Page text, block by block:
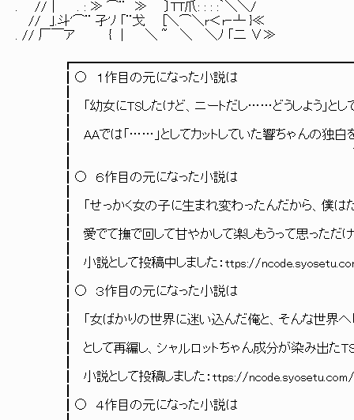
. //｜ . : ≫ ⌒¨ ≫ 〕TT爪: : : :｀＼＼/
// ｣.斗'⌒¨ 孑'ﾉ ｢¨戈 [＼⌒＼r＜r‐┴ }≪
. // 厂￣ア { | ＼ ~ ＼ ＼ﾉ ｢二 ∨≫
┃○ １作目の元に
┃ 「幼女にTSしたけど、ニートだし
┃ AAでは「……」としてカットしていた響ちゃんの独白
┃ ttps://
┃○ ６作目の元に
┃ 「せっかく女の子に生まれ変わったんだから、僕は
┃ 愛でて撫で回して甘やかして楽しもうって思っただ
┃ 小説として投稿中しました：ttps://
┃○ ３作目の元に
┃ 「女ばかりの世界に迷い込んだ俺と、そんな世界
┃ として再編し、シャルロットちゃん成分が染
┃ 小説として投稿しました：ttps://
┃○ ４作目の元に